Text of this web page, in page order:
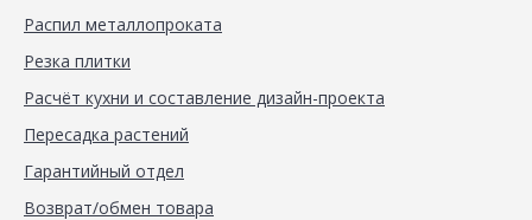
Распил металлопроката
Резка плитки
Расчёт кухни и составление дизайн-проекта
Пересадка растений
Гарантийный отдел
Возврат/обмен товара